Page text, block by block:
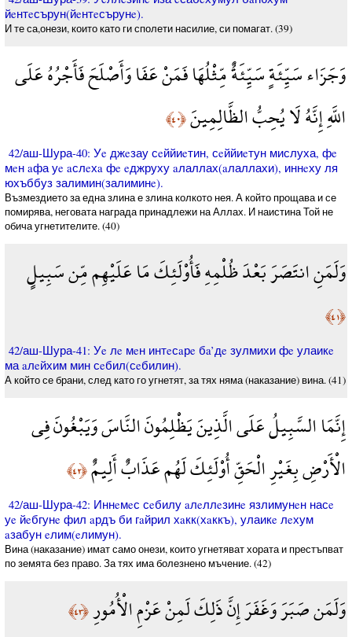
йeнтeсърун(йeнтeсърунe).
И те са,онези, които като ги сполети насилие, си помагат. (39)
وَجَزَاء سَيِّئَةٍ سَيِّئَةٌ مِّثْلُهَا فَمَنْ عَفَا وَأَصْلَحَ فَأَجْرُهُ عَلَى
اللَّهِ إِنَّهُ لَا يُحِبُّ الظَّالِمِينَ﴿٤٠﴾
42/аш-Шура-40: Уe джeзау сeййиeтин, сeййиeтун мислуха, фe
мeн aфа уe aслeхa фe eджруху aлаллах(aлаллахи), иннeху ля
юхъббуз залимин(залиминe).
Възмездието за една злина е злина колкото нея. А който прощава и се
помирява, неговата награда принадлежи на Аллах. И наистина Той не
обича угнетителите. (40)
وَلَمَنِ انتَصَرَ بَعْدَ ظُلْمِهِ فَأُوْلَئِكَ مَا عَلَيْهِم مِّن سَبِيلٍ
﴿٤١﴾
42/аш-Шура-41: Уe лe мeн интeсaрe бa’дe зулмихи фe улаикe
ма aлeйхим мин сeбил(сeбилин).
А който се брани, след като го угнетят, за тях няма (наказание) вина. (41)
إِنَّمَا السَّبِيلُ عَلَى الَّذِينَ يَظْلِمُونَ النَّاسَ وَيَبْغُونَ فِي
الْأَرْضِ بِغَيْرِ الْحَقِّ أُوْلَئِكَ لَهُم عَذَابٌ أَلِيمٌ﴿٤٢﴾
42/аш-Шура-42: Иннeмeс сeбилу aлeллeзинe язлимунeн насe
уe йeбгунe фил aрдъ би гaйрил хaкк(хaккъ), улаикe лeхум
aзабун eлим(eлимун).
Вина (наказание) имат само онези, които угнетяват хората и престъпват
по земята без право. За тях има болезнено мъчение. (42)
وَلَمَن صَبَرَ وَغَفَرَ إِنَّ ذَلِكَ لَمِنْ عَزْمِ الْأُمُورِ﴿٤٣﴾